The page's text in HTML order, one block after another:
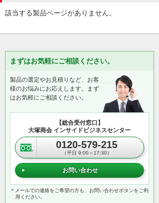
該当する製品ページがありません。
まずはお気軽にご相談ください。
製品の選定やお見積りなど、お客
様のお悩みにお応えします。まず
はお気軽にご相談ください。
【総合受付窓口】
大塚商会 インサイドビジネスセンター
0120-579-215
（平日 9:00～17:30）
お問い合わせ
＊メールでの連絡をご希望の方も、お問い合わせボタンをご利
用ください。